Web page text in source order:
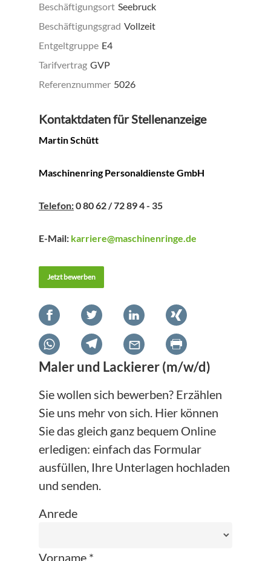
Beschäftigungsort Seebruck
Beschäftigungsgrad Vollzeit
Entgeltgruppe E4
Tarifvertrag GVP
Referenznummer 5026
Kontaktdaten für Stellenanzeige
Martin Schütt
Maschinenring Personaldienste GmbH
Telefon:0 80 62 / 72 89 4 - 35
E-Mail: karriere@maschinenringe.de
Jetzt bewerben
Maler und Lackierer (m/w/d)
Sie wollen sich bewerben? Erzählen
Sie uns mehr von sich. Hier können
Sie das gleich ganz bequem Online
erledigen: einfach das Formular
ausfüllen, Ihre Unterlagen hochladen
und senden.
Anrede
Vorname *